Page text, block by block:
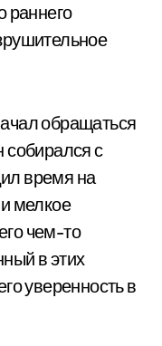
раннего
обращаться
собирался с
время на
мелкое
чем-то
в этих
уверенность в